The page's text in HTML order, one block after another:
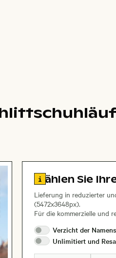
Zu den
Wählen Sie
Lieferung in reduzierter
(5472x3648px).
Für die kommerzielle und
Verzicht der
Unlimitiert und